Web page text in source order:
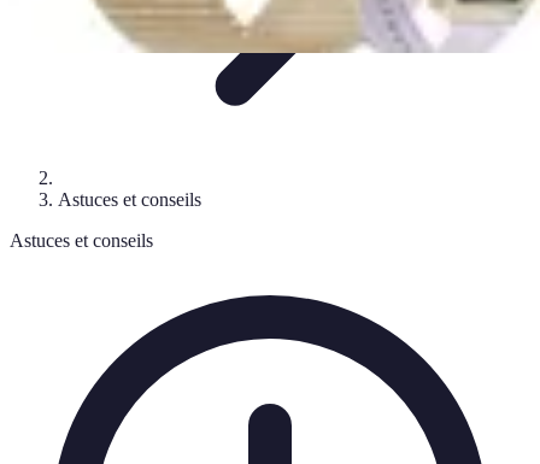
Astuces et conseils
Astuces et conseils